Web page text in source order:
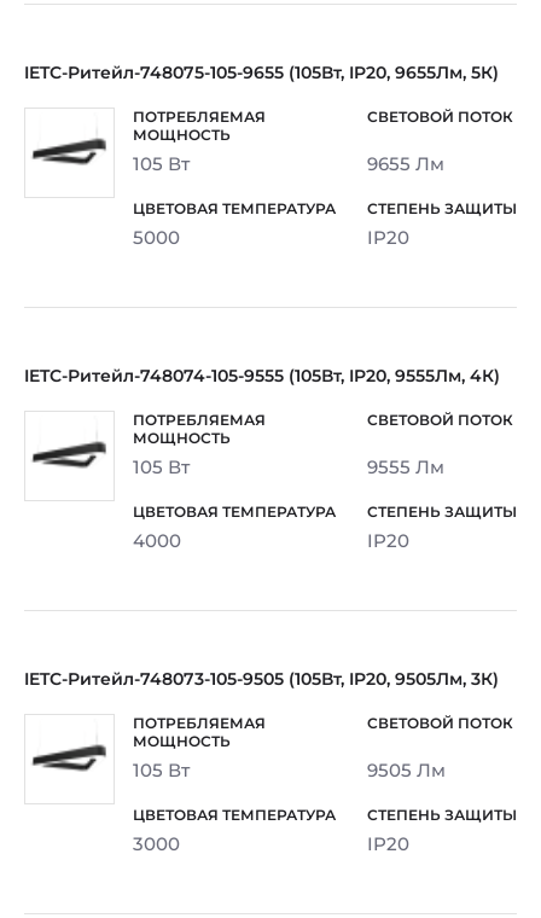
IETC-Ритейл-748075-105-9655 (105Вт, IP20, 9655Лм, 5К)
105 Вт 9655 Лм
5000 IP20
IETC-Ритейл-748074-105-9555 (105Вт, IP20, 9555Лм, 4К)
105 Вт 9555 Лм
4000 IP20
IETC-Ритейл-748073-105-9505 (105Вт, IP20, 9505Лм, 3К)
105 Вт 9505 Лм
3000 IP20